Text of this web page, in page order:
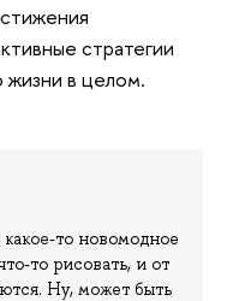
стратегии
жизни в целом.
то новомодное
то рисовать, и от
Ну, может быть